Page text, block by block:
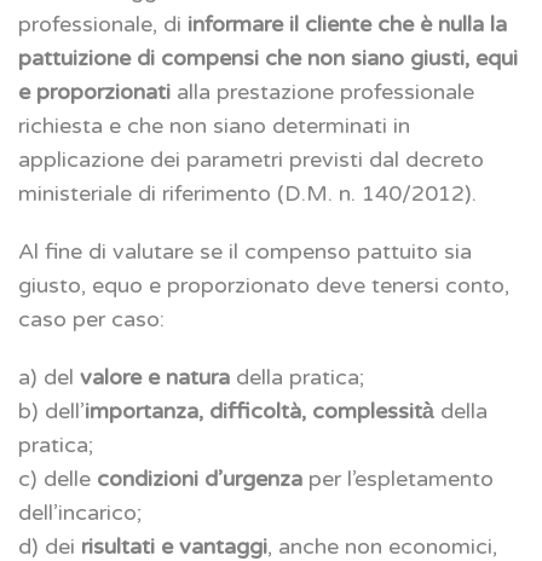
professionale, di informare il cliente che è nulla la
pattuizione di compensi che non siano giusti, equi
e proporzionati alla prestazione professionale
richiesta e che non siano determinati in
applicazione dei parametri previsti dal decreto
ministeriale di riferimento (D.M. n. 140/2012).
Al fine di valutare se il compenso pattuito sia
giusto, equo e proporzionato deve tenersi conto,
caso per caso:
a) del valore e natura della pratica;
b) dell’importanza, difficoltà, complessità̀ della
pratica;
c) delle condizioni d’urgenza per l’espletamento
dell’incarico;
d) dei risultati e vantaggi, anche non economici,